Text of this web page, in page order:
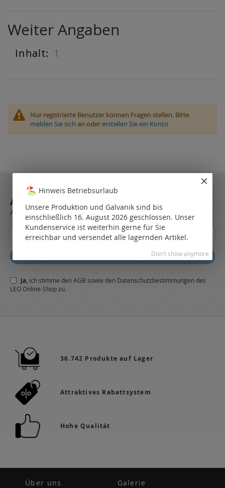
Weiter Angaben
Weiter
1
Nur registrierte Benutzer können Fragen stellen. Bitte
melden Sie sich an odererstellen Sie ein Konto
ABONNIEREN SIE UNSEREN NEWSLETTER
Always stay up to date and find out what's new from the very first hand.
Melden
sich
für
Newsletter
a:
Ja, ich stimme denAGB sowie den Datenschutzbestimmungendes
LEO Online-Shop zu.
36.742 Produkte auf Lager
Attraktives Rabattsystem
Hohe Qualität
Über uns Galerie
Hinweis Betriebsurlaub
Unsere Produktion und Galvanik sind bis
einschließlich 16. August 2026 geschlossen. Unser
Kundenservice ist weiterhin gerne für Sie
erreichbar und versendet alle lagernden Artikel.
Don't show anymore